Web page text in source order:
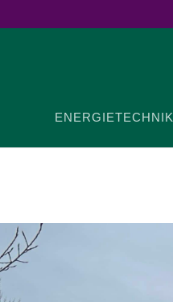
ENER­GIE­TECHNIK